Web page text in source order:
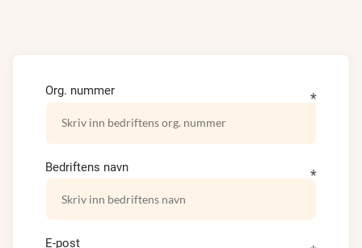
Org. nummer
Bedriftens navn
E-post